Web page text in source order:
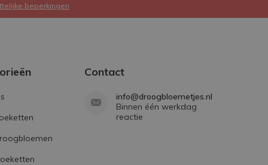
beperkingen
Contact
info@droogbloemetjes.nl
Binnen één werkdag
reactie